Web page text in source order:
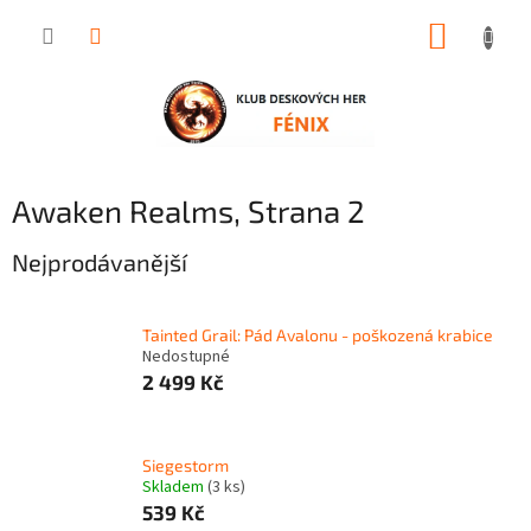
Awaken Realms, Strana 2
Nejprodávanější
Tainted Grail: Pád Avalonu - poškozená krabice
Nedostupné
2 499 Kč
Siegestorm
Skladem (3 ks)
539 Kč